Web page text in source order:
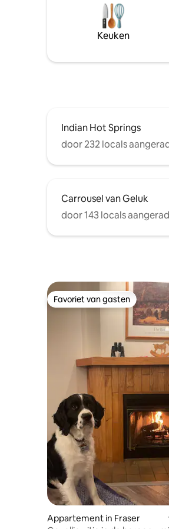
woonwijk. Ideaal voor
gasten die op zoek zijn naar
uitje. Feesten of
toegestaan. Stilte-uren,
22.00 uur.
Keuken
Indian Hot Springs
door 232 locals
Carrousel van Geluk
door 143 locals
Favoriet van gasten
Favoriet van gasten
Appartement in Fraser